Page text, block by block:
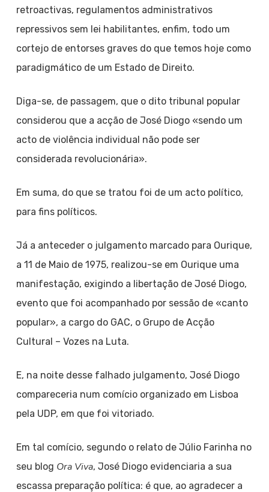
retroactivas, regulamentos administrativos
repressivos sem lei habilitantes, enfim, todo um
cortejo de entorses graves do que temos hoje como
paradigmático de um Estado de Direito.
Diga-se, de passagem, que o dito tribunal popular
considerou que a acção de José Diogo «sendo um
acto de violência individual não pode ser
considerada revolucionária».
Em suma, do que se tratou foi de um acto político,
para fins políticos.
Já a anteceder o julgamento marcado para Ourique,
a 11 de Maio de 1975, realizou-se em Ourique uma
manifestação, exigindo a libertação de José Diogo,
evento que foi acompanhado por sessão de «canto
popular», a cargo do GAC, o Grupo de Acção
Cultural – Vozes na Luta.
E, na noite desse falhado julgamento, José Diogo
compareceria num comício organizado em Lisboa
pela UDP, em que foi vitoriado.
Em tal comício, segundo o relato de Júlio Farinha no
seu blog Ora Viva, José Diogo evidenciaria a sua
escassa preparação política: é que, ao agradecer a